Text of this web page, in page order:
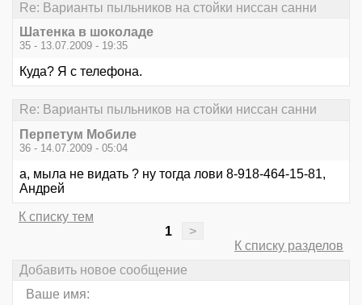
Re: Варианты пыльников на стойки ниссан санни
Шатенка в шоколаде
35 - 13.07.2009 - 19:35
Куда? Я с телефона.
Re: Варианты пыльников на стойки ниссан санни
Перпетум Мобиле
36 - 14.07.2009 - 05:04
а, мыла не видать ? ну тогда лови 8-918-464-15-81,
Андрей
К списку тем
1
>
К списку разделов
Добавить новое сообщение
Ваше имя: